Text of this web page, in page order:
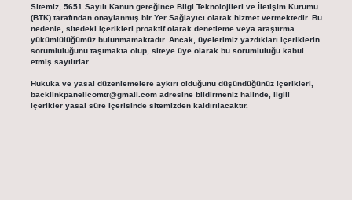
Sitemiz, 5651 Sayılı Kanun gereğince Bilgi Teknolojileri ve İletişim Kurumu
(BTK) tarafından onaylanmış bir Yer Sağlayıcı olarak hizmet vermektedir. Bu
nedenle, sitedeki içerikleri proaktif olarak denetleme veya araştırma
yükümlülüğümüz bulunmamaktadır. Ancak, üyelerimiz yazdıkları içeriklerin
sorumluluğunu taşımakta olup, siteye üye olarak bu sorumluluğu kabul
etmiş sayılırlar.
Hukuka ve yasal düzenlemelere aykırı olduğunu düşündüğünüz içerikleri,
backlinkpanelicomtr@gmail.comadresine bildirmeniz halinde, ilgili
içerikler yasal süre içerisinde sitemizden kaldırılacaktır.